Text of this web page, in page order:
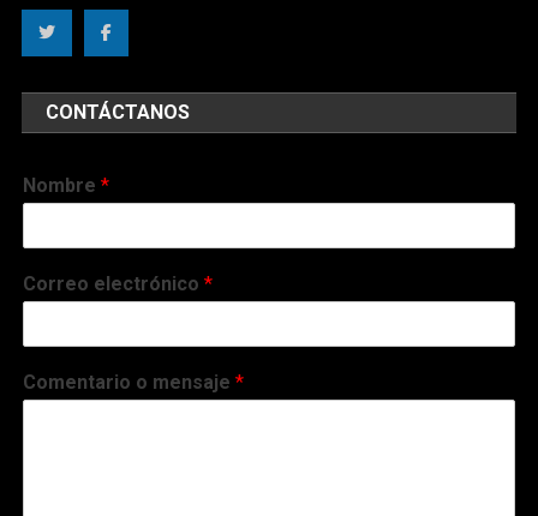
CONTÁCTANOS
Nombre*
Correo electrónico*
Comentario o mensaje*